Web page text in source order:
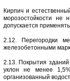
Кирпич и
морозостойкости не
допускается
2.12. Перегородки
железобетонными
2.13. Покрытия
уклон не менее
организованный